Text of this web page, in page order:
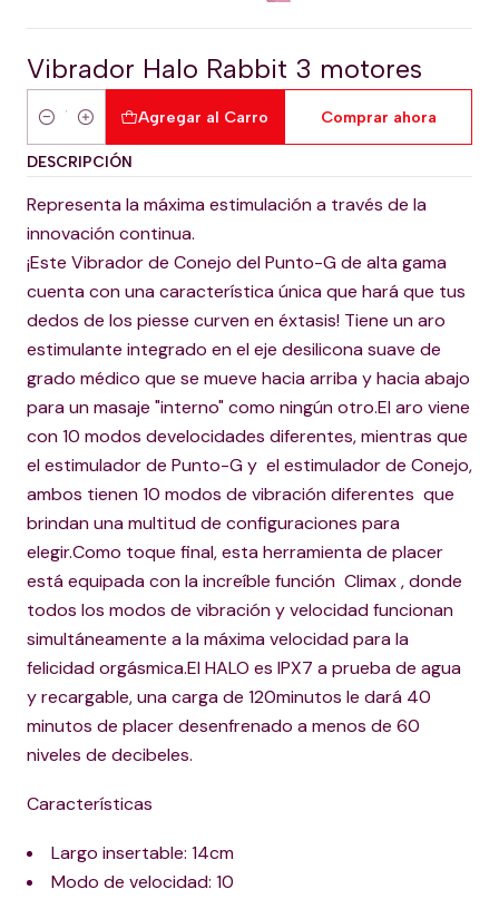
Vibrador Halo Rabbit 3 motores
Cantidad
Agregar al Carro Comprar ahora
DESCRIPCIÓN
Representa la máxima estimulación a través de la
innovación continua.
¡Este Vibrador de Conejo del Punto-G de alta gama
cuenta con una característica única que hará que tus
dedos de los piesse curven en éxtasis! Tiene un aro
estimulante integrado en el eje desilicona suave de
grado médico que se mueve hacia arriba y hacia abajo
para un masaje "interno" como ningún otro.El aro viene
con 10 modos develocidades diferentes, mientras que
el estimulador de Punto-G y el estimulador de Conejo,
ambos tienen 10 modos de vibración diferentes que
brindan una multitud de configuraciones para
elegir.Como toque final, esta herramienta de placer
está equipada con la increíble función Climax , donde
todos los modos de vibración y velocidad funcionan
simultáneamente a la máxima velocidad para la
felicidad orgásmica.El HALO es IPX7 a prueba de agua
y recargable, una carga de 120minutos le dará 40
minutos de placer desenfrenado a menos de 60
niveles de decibeles.
Características
Largo insertable: 14cm
Modo de velocidad: 10